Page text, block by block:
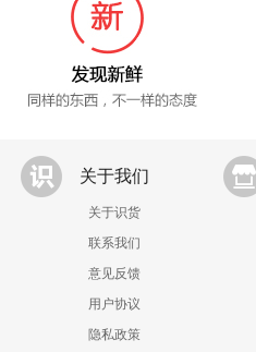
关于我们
关于识货
联系我们
意见反馈
用户协议
隐私政策